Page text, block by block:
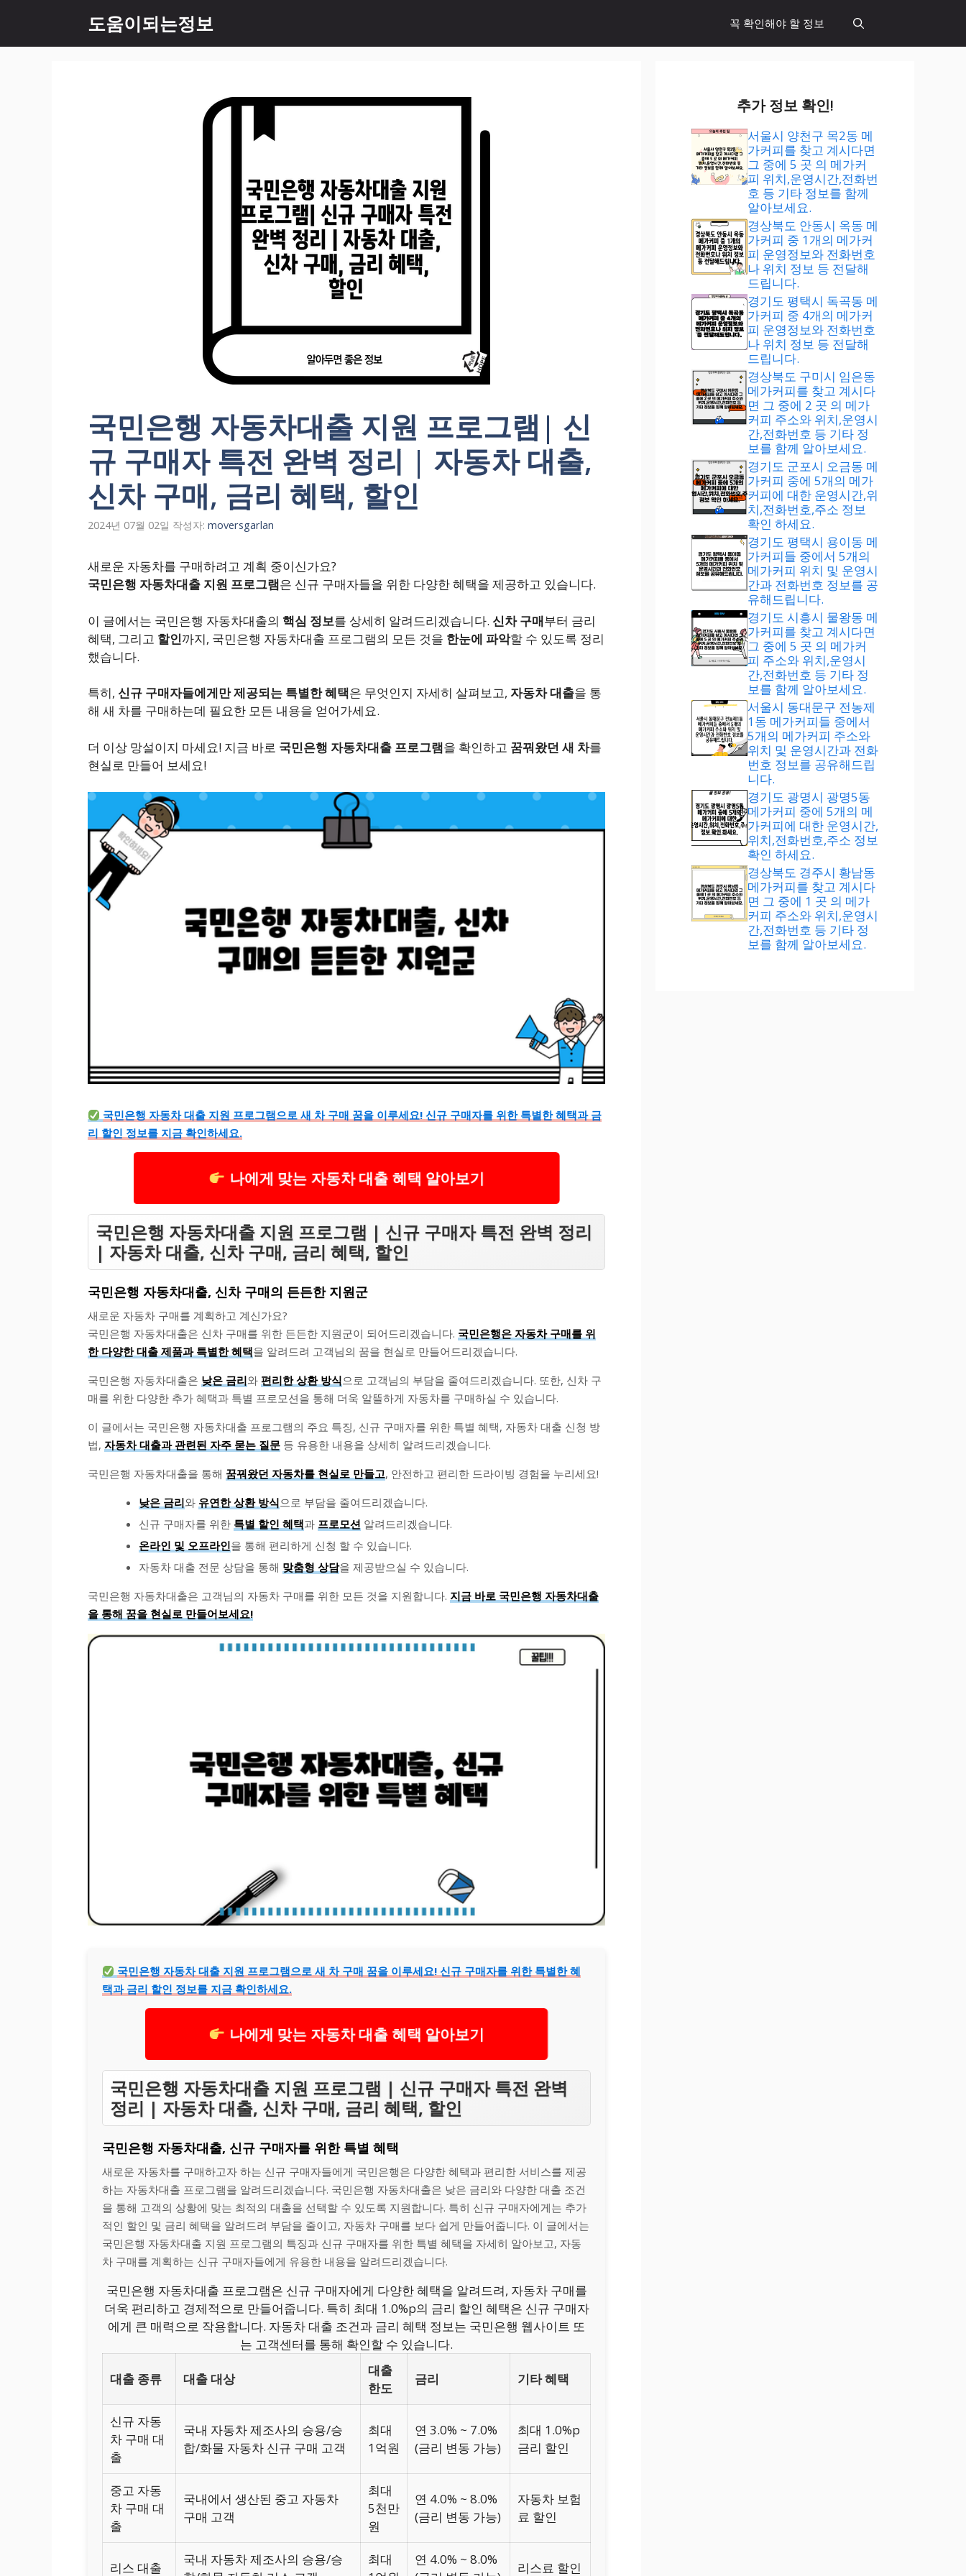
츠
도움이되는정보 꼭 확인해야 할 정보
국민은행 자동차대출 지원 프로그램| 신
규 구매자 특전 완벽 정리 | 자동차 대출,
신차 구매, 금리 혜택, 할인
2024년 07월 02일 작성자: moversgarlan
새로운 자동차를 구매하려고 계획 중이신가요?
국민은행 자동차대출 지원 프로그램은 신규 구매자들을 위한 다양한 혜택을 제공하고 있습니다.
이 글에서는 국민은행 자동차대출의 핵심 정보를 상세히 알려드리겠습니다. 신차 구매부터 금리
혜택, 그리고 할인까지, 국민은행 자동차대출 프로그램의 모든 것을 한눈에 파악할 수 있도록 정리
했습니다.
특히, 신규 구매자들에게만 제공되는 특별한 혜택은 무엇인지 자세히 살펴보고, 자동차 대출을 통
해 새 차를 구매하는데 필요한 모든 내용을 얻어가세요.
더 이상 망설이지 마세요! 지금 바로 국민은행 자동차대출 프로그램을 확인하고 꿈꿔왔던 새 차를
현실로 만들어 보세요!
국민은행 자동차 대출 지원 프로그램으로 새 차 구매 꿈을 이루세요! 신규 구매자를 위한 특별한 혜택과 금
리 할인 정보를 지금 확인하세요.
나에게 맞는 자동차 대출 혜택 알아보기
국민은행 자동차대출 지원 프로그램 | 신규 구매자 특전 완벽 정리
| 자동차 대출, 신차 구매, 금리 혜택, 할인
국민은행 자동차대출, 신차 구매의 든든한 지원군
새로운 자동차 구매를 계획하고 계신가요?
국민은행 자동차대출은 신차 구매를 위한 든든한 지원군이 되어드리겠습니다. 국민은행은 자동차 구매를 위
한 다양한 대출 제품과 특별한 혜택을 알려드려 고객님의 꿈을 현실로 만들어드리겠습니다.
국민은행 자동차대출은 낮은 금리와 편리한 상환 방식으로 고객님의 부담을 줄여드리겠습니다. 또한, 신차 구
매를 위한 다양한 추가 혜택과 특별 프로모션을 통해 더욱 알뜰하게 자동차를 구매하실 수 있습니다.
이 글에서는 국민은행 자동차대출 프로그램의 주요 특징, 신규 구매자를 위한 특별 혜택, 자동차 대출 신청 방
법, 자동차 대출과 관련된 자주 묻는 질문 등 유용한 내용을 상세히 알려드리겠습니다.
국민은행 자동차대출을 통해 꿈꿔왔던 자동차를 현실로 만들고, 안전하고 편리한 드라이빙 경험을 누리세요!
낮은 금리와 유연한 상환 방식으로 부담을 줄여드리겠습니다.
신규 구매자를 위한 특별 할인 혜택과 프로모션 알려드리겠습니다.
온라인 및 오프라인을 통해 편리하게 신청 할 수 있습니다.
자동차 대출 전문 상담을 통해 맞춤형 상담을 제공받으실 수 있습니다.
국민은행 자동차대출은 고객님의 자동차 구매를 위한 모든 것을 지원합니다. 지금 바로 국민은행 자동차대출
을 통해 꿈을 현실로 만들어보세요!
국민은행 자동차 대출 지원 프로그램으로 새 차 구매 꿈을 이루세요! 신규 구매자를 위한 특별한 혜
택과 금리 할인 정보를 지금 확인하세요.
나에게 맞는 자동차 대출 혜택 알아보기
국민은행 자동차대출 지원 프로그램 | 신규 구매자 특전 완벽
정리 | 자동차 대출, 신차 구매, 금리 혜택, 할인
국민은행 자동차대출, 신규 구매자를 위한 특별 혜택
새로운 자동차를 구매하고자 하는 신규 구매자들에게 국민은행은 다양한 혜택과 편리한 서비스를 제공
하는 자동차대출 프로그램을 알려드리겠습니다. 국민은행 자동차대출은 낮은 금리와 다양한 대출 조건
을 통해 고객의 상황에 맞는 최적의 대출을 선택할 수 있도록 지원합니다. 특히 신규 구매자에게는 추가
적인 할인 및 금리 혜택을 알려드려 부담을 줄이고, 자동차 구매를 보다 쉽게 만들어줍니다. 이 글에서는
국민은행 자동차대출 지원 프로그램의 특징과 신규 구매자를 위한 특별 혜택을 자세히 알아보고, 자동
차 구매를 계획하는 신규 구매자들에게 유용한 내용을 알려드리겠습니다.
국민은행 자동차대출 프로그램은 신규 구매자에게 다양한 혜택을 알려드려, 자동차 구매를
더욱 편리하고 경제적으로 만들어줍니다. 특히 최대 1.0%p의 금리 할인 혜택은 신규 구매자
에게 큰 매력으로 작용합니다. 자동차 대출 조건과 금리 혜택 정보는 국민은행 웹사이트 또
는 고객센터를 통해 확인할 수 있습니다.
대출 종류 대출 대상
대출
한도
금리 기타 혜택
신규 자동
차 구매 대
출
국내 자동차 제조사의 승용/승
합/화물 자동차 신규 구매 고객
최대
1억원
연 3.0% ~ 7.0%
(금리 변동 가능)
최대 1.0%p
금리 할인
중고 자동
차 구매 대
출
국내에서 생산된 중고 자동차
구매 고객
최대
5천만
원
연 4.0% ~ 8.0%
(금리 변동 가능)
자동차 보험
료 할인
리스 대출
국내 자동차 제조사의 승용/승
최대
연 4.0% ~ 8.0%
리스료 할인
추가 정보 확인!
서울시 양천구 목2동 메
가커피를 찾고 계시다면
그 중에 5 곳 의 메가커
피 위치,운영시간,전화번
호 등 기타 정보를 함께
알아보세요.
경상북도 안동시 옥동 메
가커피 중 1개의 메가커
피 운영정보와 전화번호
나 위치 정보 등 전달해
드립니다.
경기도 평택시 독곡동 메
가커피 중 4개의 메가커
피 운영정보와 전화번호
나 위치 정보 등 전달해
드립니다.
경상북도 구미시 임은동
메가커피를 찾고 계시다
면 그 중에 2 곳 의 메가
커피 주소와 위치,운영시
간,전화번호 등 기타 정
보를 함께 알아보세요.
경기도 군포시 오금동 메
가커피 중에 5개의 메가
커피에 대한 운영시간,위
치,전화번호,주소 정보
확인 하세요.
경기도 평택시 용이동 메
가커피들 중에서 5개의
메가커피 위치 및 운영시
간과 전화번호 정보를 공
유해드립니다.
경기도 시흥시 물왕동 메
가커피를 찾고 계시다면
그 중에 5 곳 의 메가커
피 주소와 위치,운영시
간,전화번호 등 기타 정
보를 함께 알아보세요.
서울시 동대문구 전농제
1동 메가커피들 중에서
5개의 메가커피 주소와
위치 및 운영시간과 전화
번호 정보를 공유해드립
니다.
경기도 광명시 광명5동
메가커피 중에 5개의 메
가커피에 대한 운영시간,
위치,전화번호,주소 정보
확인 하세요.
경상북도 경주시 황남동
메가커피를 찾고 계시다
면 그 중에 1 곳 의 메가
커피 주소와 위치,운영시
간,전화번호 등 기타 정
보를 함께 알아보세요.